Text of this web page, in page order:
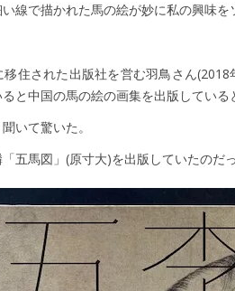
線で描かれた馬の絵が妙に私の興味
住された出版社を営む羽鳥さん
と中国の馬の絵の画集を出版している
いて驚いた。
五馬図」(原寸大)を出版していたのだ